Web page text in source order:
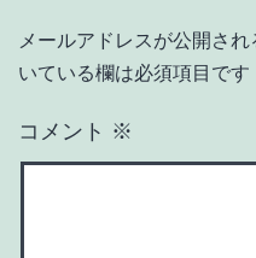
メールアドレスが公開され
いている欄は必須項目です
コメント ※